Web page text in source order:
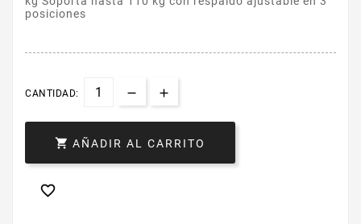
posiciones
CANTIDAD:
 AÑADIR AL CARRITO
